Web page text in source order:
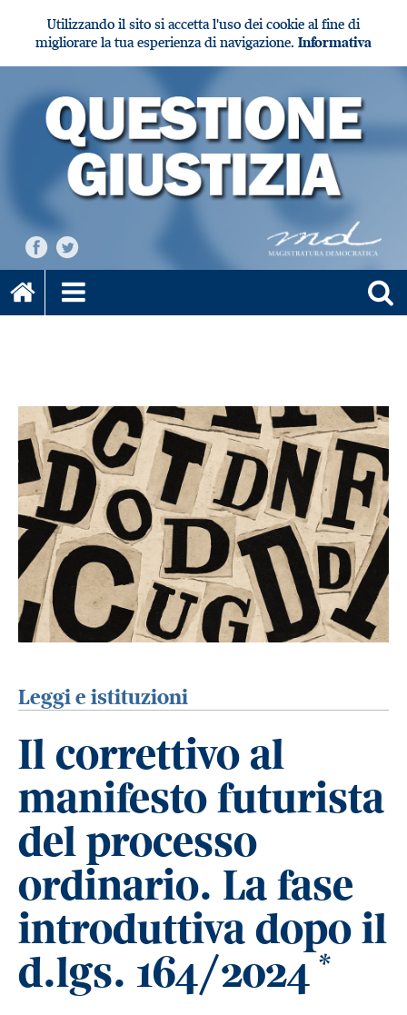
Utilizzando il sito si accetta l'uso dei cookie al fine di
migliorare la tua esperienza di navigazione. Informativa
Leggi e istituzioni
Il correttivo al
manifesto futurista
del processo
ordinario. La fase
introduttiva dopo il
d.lgs. 164/2024 *